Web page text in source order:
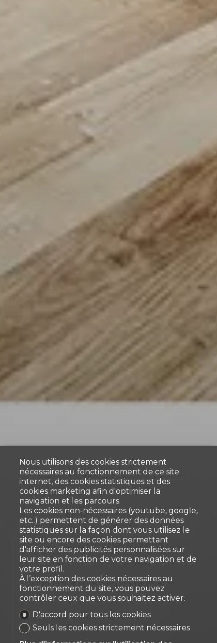
Vendu
Magnifique
appartement NEUF
plain-pied de 5.5 pièces
Farvagny-le-Petit
Nous utilisons des cookies strictement
nécessaires au fonctionnement de ce site
internet, des cookies statistiques et des
cookies marketing afin d'optimiser la
navigation et les parcours.
Les cookies non-nécessaires (youtube, google,
etc..) permettent de générer des données
statistiques sur la façon dont vous utilisez le
site ou encore des cookies permettant
d’afficher des publicités personnalisées sur
leur site en fonction de votre navigation et de
votre profil.
À l’exception des cookies nécessaires au
fonctionnement du site, vous pouvez
contrôler ceux que vous souhaitez activer.
D'accord pour tous les cookies
Seuls les cookies strictement nécessaires